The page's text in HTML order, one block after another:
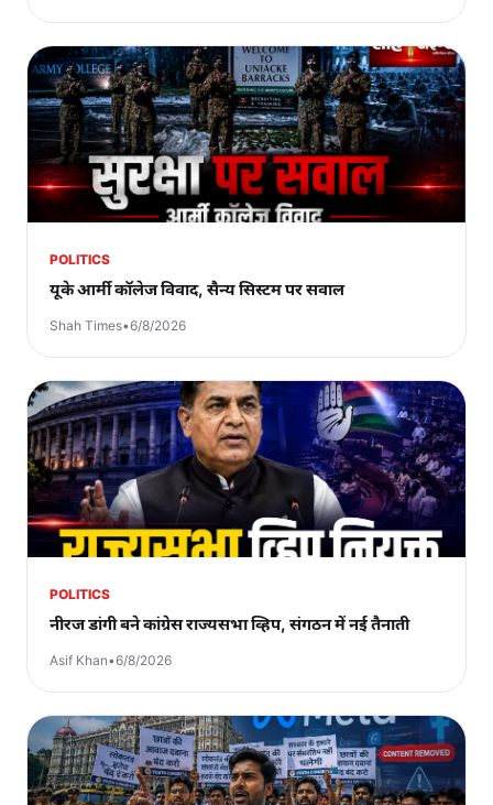
POLITICS
यूके आर्मी कॉलेज विवाद, सैन्य सिस्टम पर सवाल
Shah Times•6/8/2026
POLITICS
नीरज डांगी बने कांग्रेस राज्यसभा व्हिप, संगठन में नई तैनाती
Asif Khan•6/8/2026